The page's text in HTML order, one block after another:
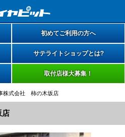
初めてご利用の方へ
サテライトショップとは?
取付店様大募集！
株式会社 柿の木坂店
店